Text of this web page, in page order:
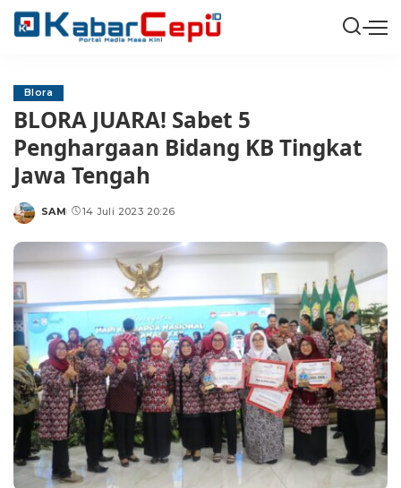
Blora
BLORA JUARA! Sabet 5
Penghargaan Bidang KB Tingkat
Jawa Tengah
Posted
SAM 14 Juli 2023 20:26